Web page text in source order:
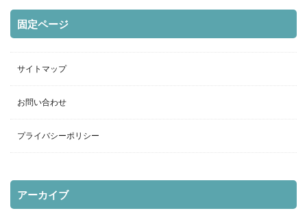
固定ページ
サイトマップ
お問い合わせ
プライバシーポリシー
アーカイブ